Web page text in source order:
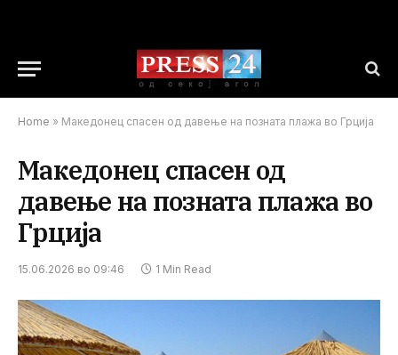
Home » Македонец спасен од давење на позната плажа во Грција
Македонец спасен од
давење на позната плажа во
Грција
15.06.2026 во 09:46 1 Min Read